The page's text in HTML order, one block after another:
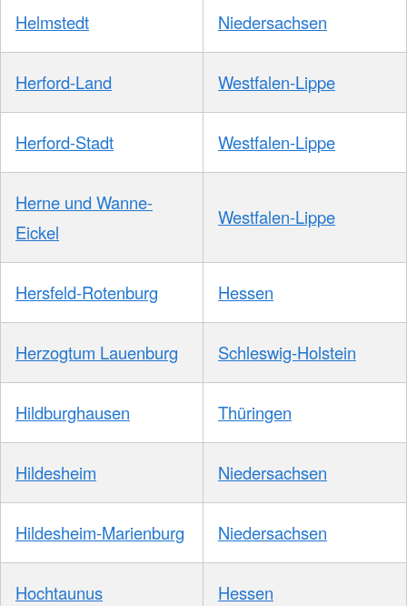
Helmstedt Niedersachsen
Herford-Land Westfalen-Lippe
Herford-Stadt Westfalen-Lippe
Herne und Wanne-
Eickel
Westfalen-Lippe
Hersfeld-Rotenburg Hessen
Herzogtum Lauenburg Schleswig-Holstein
Hildburghausen Thüringen
Hildesheim Niedersachsen
Hildesheim-Marienburg Niedersachsen
Hochtaunus Hessen